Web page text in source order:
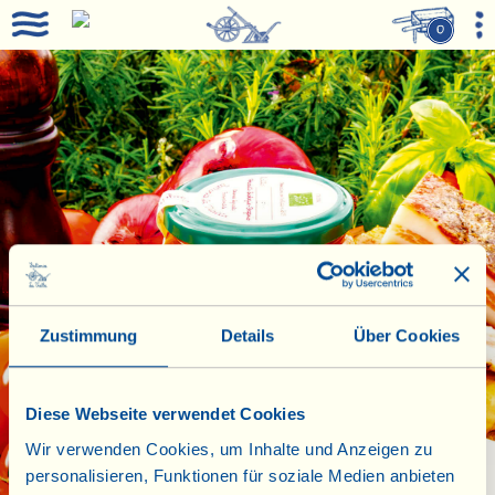
Zustimmung Details Über Cookies
Diese Webseite verwendet Cookies
Wir verwenden Cookies, um Inhalte und Anzeigen zu
personalisieren, Funktionen für soziale Medien anbieten
0